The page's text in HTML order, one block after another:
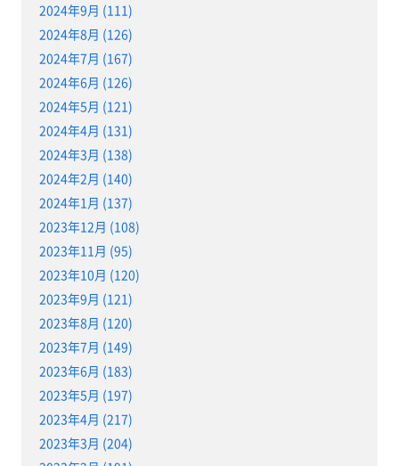
2024年9月 (111)
2024年8月 (126)
2024年7月 (167)
2024年6月 (126)
2024年5月 (121)
2024年4月 (131)
2024年3月 (138)
2024年2月 (140)
2024年1月 (137)
2023年12月 (108)
2023年11月 (95)
2023年10月 (120)
2023年9月 (121)
2023年8月 (120)
2023年7月 (149)
2023年6月 (183)
2023年5月 (197)
2023年4月 (217)
2023年3月 (204)